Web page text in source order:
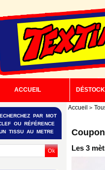
ACCUEIL
PAR MOT
OU RÉFÉRENCE
TISSU AU METRE
Accueil
Les 3